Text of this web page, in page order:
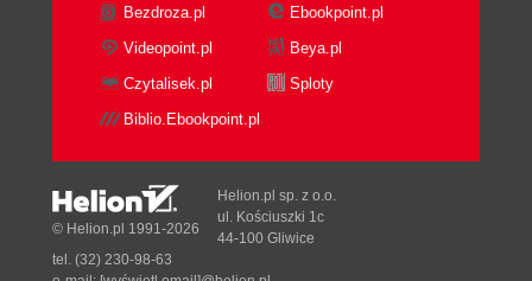
Bezdroza.pl
Ebookpoint.pl
Videopoint.pl
Beya.pl
Czytalisek.pl
Sploty
Biblio.Ebookpoint.pl
© Helion.pl 1991-2026
Helion.pl sp. z o.o.
ul. Kościuszki 1c
44-100 Gliwice
tel. (32) 230-98-63